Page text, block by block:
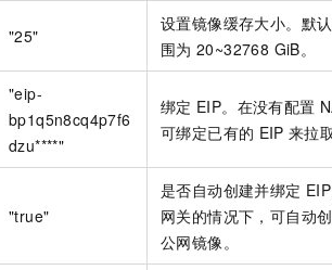
"25"
设置镜像缓存大小。默
围为 20~32768 GiB。
"eip-
bp1q5n8cq4p7f6
dzu****"
绑定 EIP。在没有配置
可绑定已有的 EIP 来拉
"true"
是否自动创建并绑定
网关的情况下，可自动
公网镜像。